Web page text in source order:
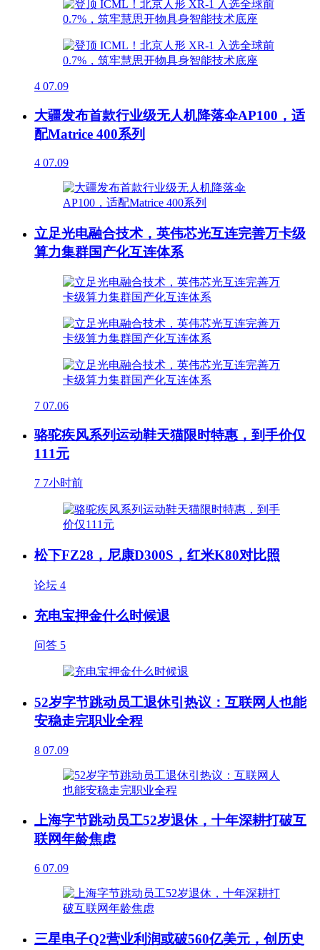
4 07.09
大疆发布首款行业级无人机降落伞AP100，适
配Matrice 400系列
4 07.09
立足光电融合技术，英伟芯光互连完善万卡级
算力集群国产化互连体系
7 07.06
骆驼疾风系列运动鞋天猫限时特惠，到手价仅
111元
7 7小时前
松下FZ28，尼康D300S，红米K80对比照
论坛 4
充电宝押金什么时候退
问答 5
52岁字节跳动员工退休引热议：互联网人也能
安稳走完职业全程
8 07.09
上海字节跳动员工52岁退休，十年深耕打破互
联网年龄焦虑
6 07.09
三星电子Q2营业利润或破560亿美元，创历史